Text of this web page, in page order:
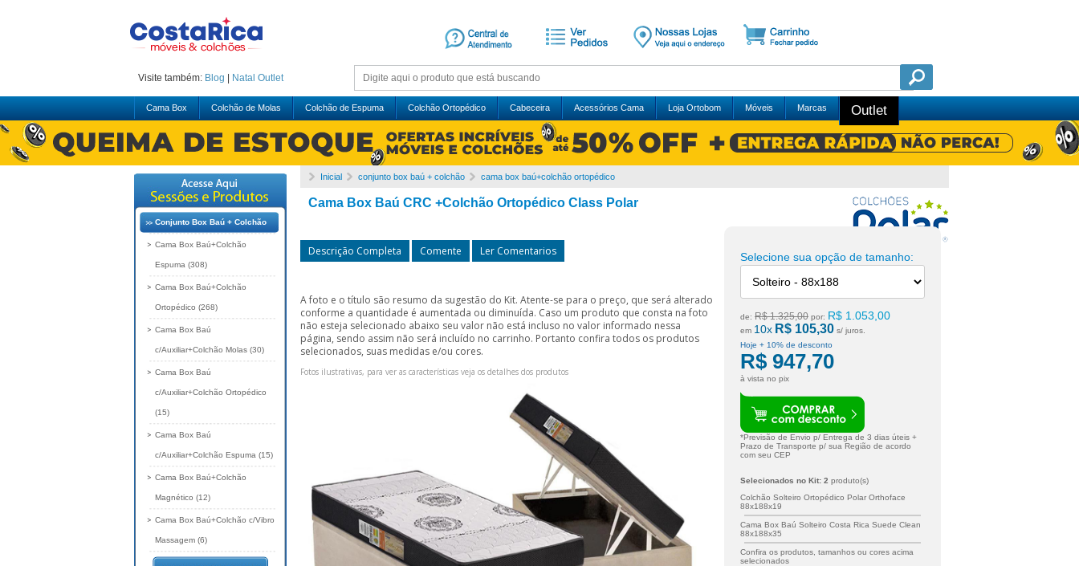
Visite também: Blog Natal Outlet
Cama Box Colchão de Molas Colchão de Espuma Colchão Ortopédico Cabeceira Acessórios Cama Loja Ortobom Móveis Marcas Outlet
Inicial conjunto box baú + colchão cama box baú+colchão ortopédico
Cama Box Baú CRC +Colchão Ortopédico Class Polar
Descrição Completa Comente Ler Comentarios
A foto e o título são resumo da sugestão do Kit. Atente-se para o preço, que será alterado
conforme a quantidade é aumentada ou diminuída. Caso um produto que consta na foto
não esteja selecionado abaixo seu valor não está incluso no valor informado nessa
página, sendo assim não será incluído no carrinho. Portanto confira todos os produtos
selecionados, suas medidas e/ou cores.
Fotos ilustrativas, para ver as características veja os detalhes dos produtos
Conjunto Box Baú + Colchão
Cama Box Baú+Colchão
Espuma (308)
Cama Box Baú+Colchão
Ortopédico (268)
Cama Box Baú
c/Auxiliar+Colchão Molas (30)
Cama Box Baú
c/Auxiliar+Colchão Ortopédico
(15)
Cama Box Baú
c/Auxiliar+Colchão Espuma (15)
Cama Box Baú+Colchão
Magnético (12)
Cama Box Baú+Colchão c/Vibro
Massagem (6)
Selecione sua opção de tamanho:
de: R$ 1.325,00 por: R$ 1.053,00
em 10x R$ 105,30 s/ juros.
Hoje + 10% de desconto
R$ 947,70
à vista no pix
*Previsão de Envio p/ Entrega de 3 dias úteis +
Prazo de Transporte p/ sua Região de acordo
com seu CEP
Selecionados no Kit: 2 produto(s)
Colchão Solteiro Ortopédico Polar Orthoface
88x188x19
Cama Box Baú Solteiro Costa Rica Suede Clean
88x188x35
Confira os produtos, tamanhos ou cores acima
selecionados